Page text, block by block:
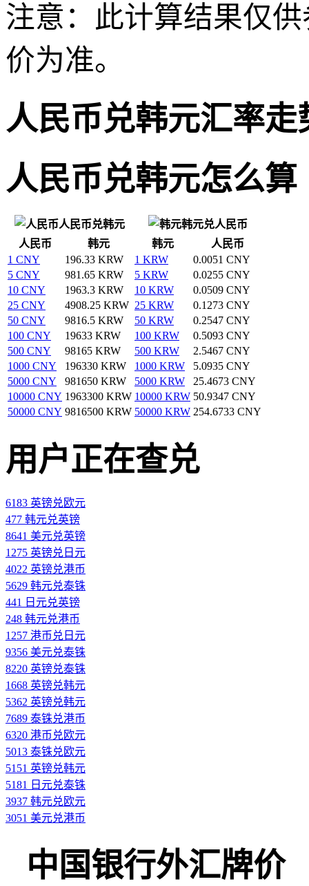
注意：此计算结果仅
价为准。
人民币兑韩元汇率走
人民币兑韩元怎么算
人民币兑韩元
韩元兑人民币
人民币
韩元 韩元
人民币
1 CNY
196.33 KRW 1 KRW
0.0051 CNY
5 CNY
981.65 KRW 5 KRW
0.0255 CNY
10 CNY
1963.3 KRW 10 KRW
0.0509 CNY
25 CNY
4908.25 KRW 25 KRW
0.1273 CNY
50 CNY
9816.5 KRW 50 KRW
0.2547 CNY
100 CNY
19633 KRW 100 KRW
0.5093 CNY
500 CNY
98165 KRW 500 KRW
2.5467 CNY
1000 CNY
196330 KRW 1000 KRW
5.0935 CNY
5000 CNY
981650 KRW 5000 KRW
25.4673 CNY
10000 CNY 1963300 KRW 10000 KRW 50.9347 CNY
50000 CNY 9816500 KRW 50000 KRW 254.6733 CNY
用户正在查兑
6183 英镑兑欧元
477 韩元兑英镑
8641 美元兑英镑
1275 英镑兑日元
4022 英镑兑港币
5629 韩元兑泰铢
441 日元兑英镑
248 韩元兑港币
1257 港币兑日元
9356 美元兑泰铢
8220 英镑兑泰铢
1668 英镑兑韩元
5362 英镑兑韩元
7689 泰铢兑港币
6320 港币兑欧元
5013 泰铢兑欧元
5151 英镑兑韩元
5181 日元兑泰铢
3937 韩元兑欧元
3051 美元兑港币
中国银行外汇牌价